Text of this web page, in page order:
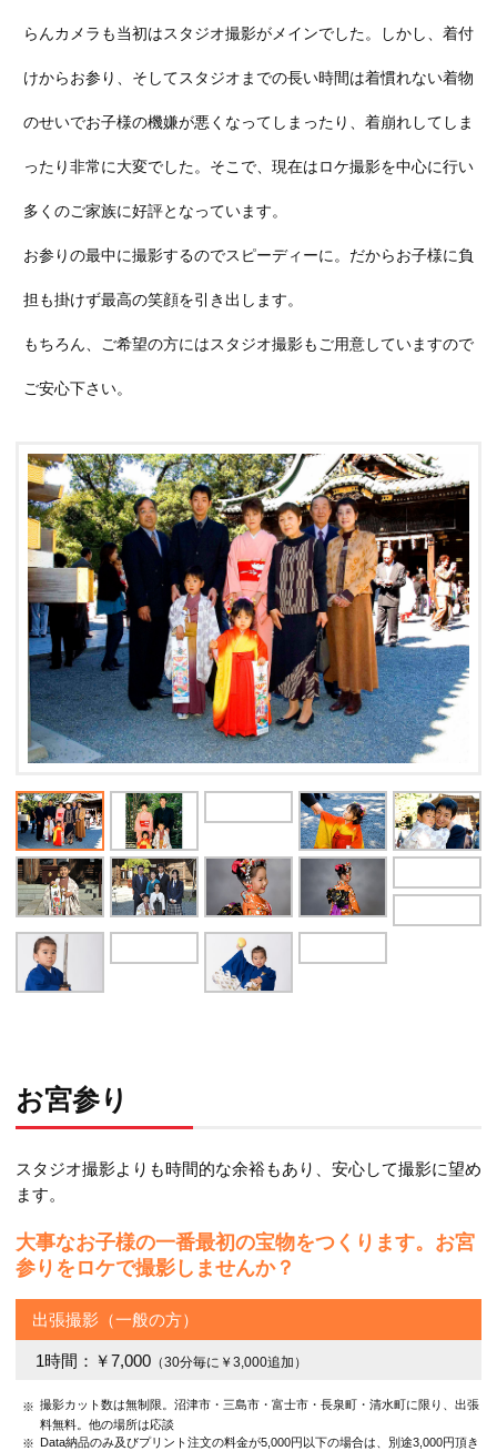
らんカメラも当初はスタジオ撮影がメインでした。しかし、着付
けからお参り、そしてスタジオまでの長い時間は着慣れない着物
のせいでお子様の機嫌が悪くなってしまったり、着崩れしてしま
ったり非常に大変でした。そこで、現在はロケ撮影を中心に行い
多くのご家族に好評となっています。
お参りの最中に撮影するのでスピーディーに。だからお子様に負
担も掛けず最高の笑顔を引き出します。
もちろん、ご希望の方にはスタジオ撮影もご用意していますので
ご安心下さい。
お宮参り
スタジオ撮影よりも時間的な余裕もあり、 安心して撮影に望め
ます。
大事なお子様の一番最初の宝物をつくります。 お宮
参りをロケで撮影しませんか？
出張撮影（一般の方）
1時間：￥7,000 （30分毎に￥3,000追加）
撮影カット数は無制限。沼津市・三島市・富士市・長泉町・清水町に限り、出張
料無料。他の場所は応談
Data納品のみ及びプリント注文の料金が5,000円以下の場合は、別途3,000円頂き